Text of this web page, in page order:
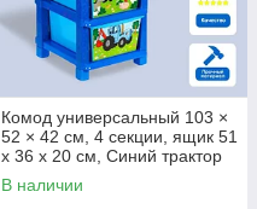
Комод универсальный 103 ×
52 × 42 см, 4 секции, ящик 51
х 36 х 20 см, Синий трактор
В наличии